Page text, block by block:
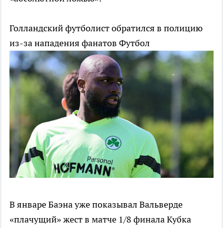
Голландский футболист обратился в полицию
из-за нападения фанатов Футбол
В январе Баэна уже показывал Вальверде
«плачущий» жест в матче 1/8 финала Кубка